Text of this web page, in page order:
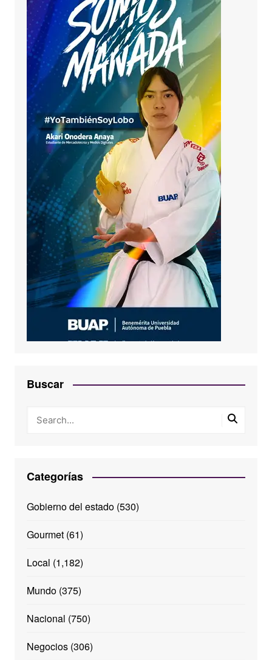
Buscar
Categorías
Gobierno del estado(530)
Gourmet(61)
Local (1,182)
Mundo(375)
Nacional (750)
Negocios(306)